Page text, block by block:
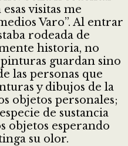
visitas me
Varo”. Al entrar
rodeada de
historia, no
guardan sino
las personas que
y dibujos de la
objetos personales;
de sustancia
objetos esperando
su olor.